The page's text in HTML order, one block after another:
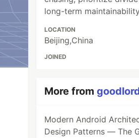
long-term
LOCATION
Beijing,China
JOINED
More from
Modern Android
Design Patterns — The